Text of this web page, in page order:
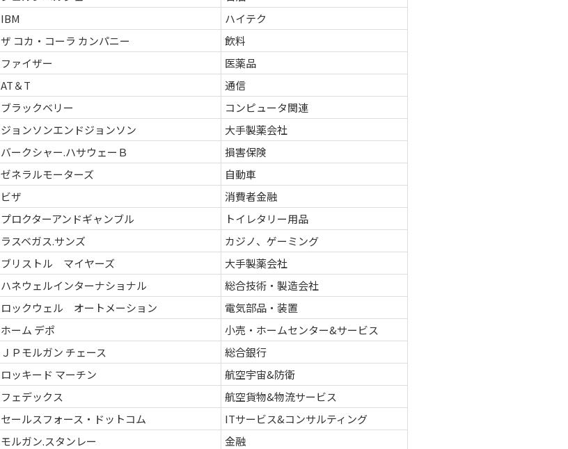
IBM
ハイテク
ザ コカ・コーラ カンパニー
飲料
ファイザー
医薬品
AT＆T
通信
ブラックベリー
コンピュータ関連
ジョンソンエンドジョンソン
大手製薬会社
バークシャー.ハサウェーＢ
損害保険
ゼネラルモーターズ
自動車
ビザ
消費者金融
プロクターアンドギャンブル
トイレタリー用品
ラスベガス.サンズ
カジノ、ゲーミング
ブリストル マイヤーズ
大手製薬会社
ハネウェルインターナショナル
総合技術・製造会社
ロックウェル オートメーション
電気部品・装置
ホーム デポ
小売・ホームセンター&サービス
ＪＰモルガン チェース
総合銀行
ロッキード マーチン
航空宇宙&防衛
フェデックス
航空貨物&物流サービス
セールスフォース・ドットコム
ITサービス&コンサルティング
モルガン.スタンレー
金融